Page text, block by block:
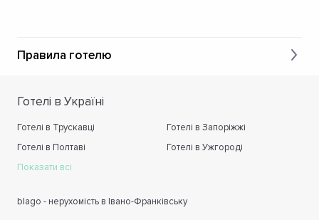
Правила готелю
Готелі в Україні
Готелі в Трускавці
Готелі в Запоріжжі
Готелі в Полтаві
Готелі в Ужгороді
Показати всі
blago - нерухомість в Івано-Франківську